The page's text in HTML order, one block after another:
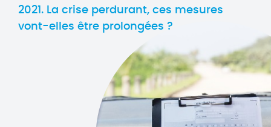
2021. La crise perdurant, ces mesures
vont-elles être prolongées ?